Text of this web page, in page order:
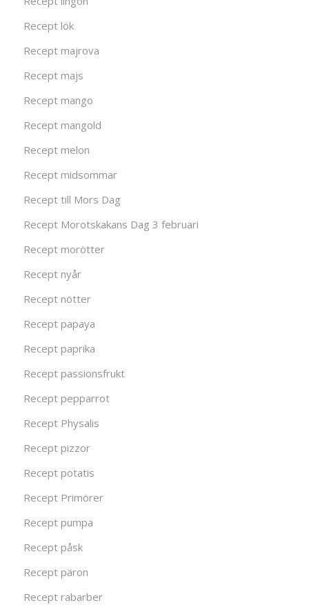
Recept lök
Recept majrova
Recept majs
Recept mango
Recept mangold
Recept melon
Recept midsommar
Recept till Mors Dag
Recept Morotskakans Dag 3 februari
Recept morötter
Recept nyår
Recept nötter
Recept papaya
Recept paprika
Recept passionsfrukt
Recept pepparrot
Recept Physalis
Recept pizzor
Recept potatis
Recept Primörer
Recept pumpa
Recept påsk
Recept päron
Recept rabarber